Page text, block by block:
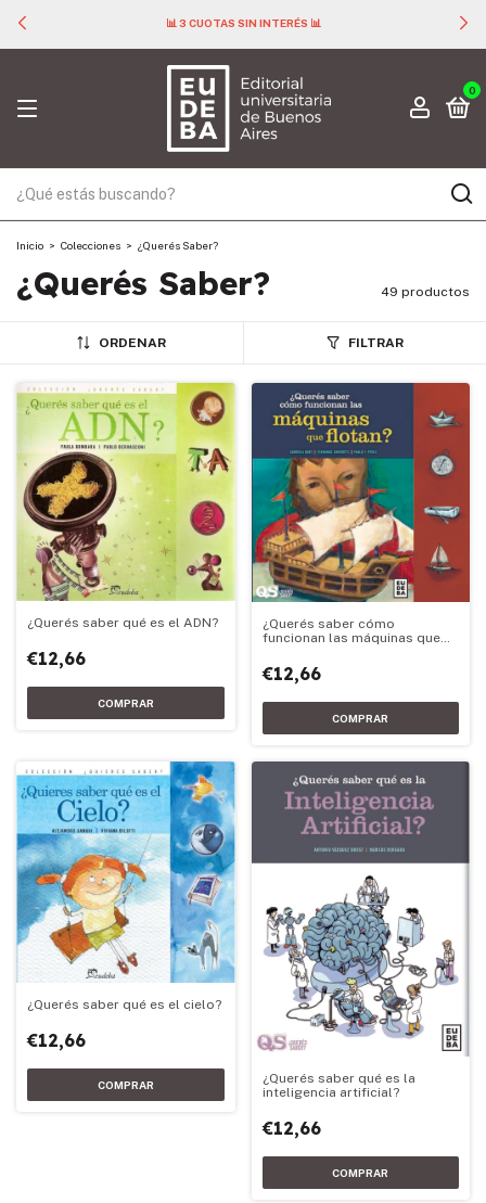
📊 3 CUOTAS SIN INTERÉS 📊
0
Inicio > Colecciones > ¿Querés Saber?
¿Querés Saber? 49 productos
ORDENAR FILTRAR
¿Querés saber qué es el ADN?
€12,66
¿Querés saber cómo
funcionan las máquinas que
€12,66
¿Querés saber qué es el cielo?
€12,66
¿Querés saber qué es la
inteligencia artificial?
€12,66